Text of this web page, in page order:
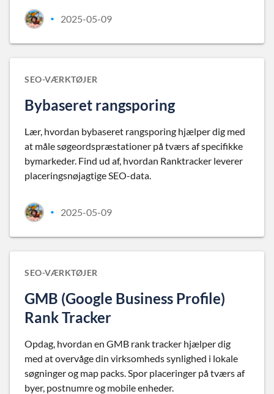
• 2025-05-09
SEO-VÆRKTØJER
Bybaseret rangsporing
Lær, hvordan bybaseret rangsporing hjælper dig med
at måle søgeordspræstationer på tværs af specifikke
bymarkeder. Find ud af, hvordan Ranktracker leverer
placeringsnøjagtige SEO-data.
• 2025-05-09
SEO-VÆRKTØJER
GMB (Google Business Profile)
Rank Tracker
Opdag, hvordan en GMB rank tracker hjælper dig
med at overvåge din virksomheds synlighed i lokale
søgninger og map packs. Spor placeringer på tværs af
byer, postnumre og mobile enheder.